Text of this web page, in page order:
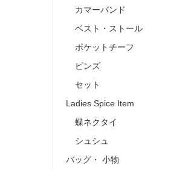
カマーバンド
ベスト・ストール
ポケットチーフ
ピンズ
セット
Ladies Spice Item
蝶ネクタイ
シュシュ
バッグ・ 小物